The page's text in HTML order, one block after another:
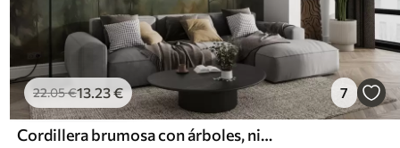
22.05€13.23€ 7
Cordillera brumosa con árboles, niebla, cielo nublado, colores apagados, estilo de pintura paisajística